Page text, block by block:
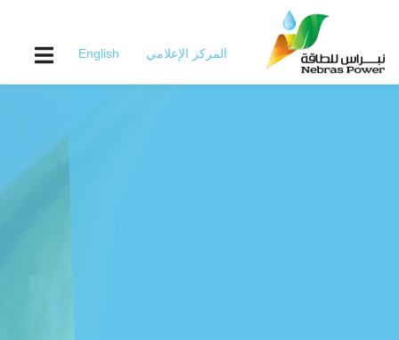
main
content
المركز الإعلامي English